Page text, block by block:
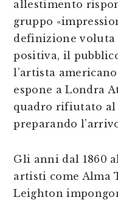
allestimento
gruppo
definizione voluta
positiva, il
l’artista
espone a Londra
quadro rifiutato al
preparando
Gli anni dal 1860
artisti come Alma
Leighton